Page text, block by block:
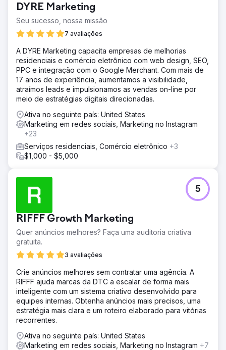
A WD Morgan Solutions oferece uma combinação de
serviços de SEO, mídia social e marketing digital para
Resultado
Mais de US$ 5 milhões em vendas imobiliárias adicionais
foram geradas em um ano, demonstrando crescimento e
sucesso significativo dos negócios.
Ir para a página da agência
DYRE Marketing
Seu sucesso, nossa missão
7 avaliações
A DYRE Marketing capacita empresas de melhorias
residenciais e comércio eletrônico com web design, SEO,
PPC e integração com o Google Merchant. Com mais de
17 anos de experiência, aumentamos a visibilidade,
atraímos leads e impulsionamos as vendas on-line por
meio de estratégias digitais direcionadas.
Ativa no seguinte país: United States
Marketing em redes sociais, Marketing no Instagram
+23
Serviços residenciais, Comércio eletrônico +3
$1,000 - $5,000
RIFFF Growth Marketing
Quer anúncios melhores? Faça uma auditoria criativa
gratuita.
3 avaliações
5
Crie anúncios melhores sem contratar uma agência. A
RIFFF ajuda marcas da DTC a escalar de forma mais
inteligente com um sistema criativo desenvolvido para
equipes internas. Obtenha anúncios mais precisos, uma
estratégia mais clara e um roteiro elaborado para vitórias
recorrentes.
Ativa no seguinte país: United States
Marketing em redes sociais, Marketing no Instagram +7